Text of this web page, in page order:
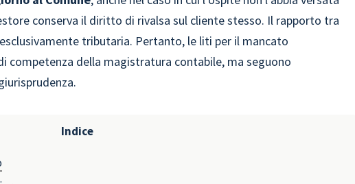
conserva il diritto di rivalsa sul cliente stesso. Il rapporto tra
tributaria. Pertanto, le liti per il mancato
competenza della magistratura contabile, ma seguono
Indice